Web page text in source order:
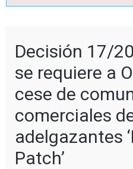
Decisión 17/
se requiere a
cese de
comerciales
adelgazantes
Patch’